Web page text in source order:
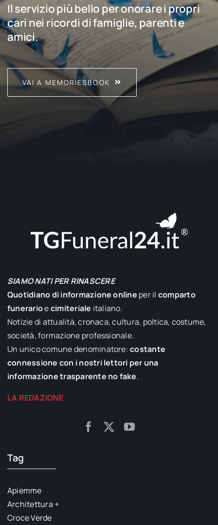
Il servizio più bello per onorare i propri
cari nei ricordi di famiglie, parenti e
amici.
VAI A MEMORIESBOOK
SIAMO NATI PER RINASCERE
Quotidiano di informazione online per il comparto
funerarioecimiteriale italiano.
Notizie di attualità, cronaca, cultura, poltica, costume,
società, formazione professionale.
Un unico comune denominatore:costante
connessione con i nostri lettori per una
informazione trasparente no fake.
LA REDAZIONE
Tag
Apiemme
Architettura +
Croce Verde